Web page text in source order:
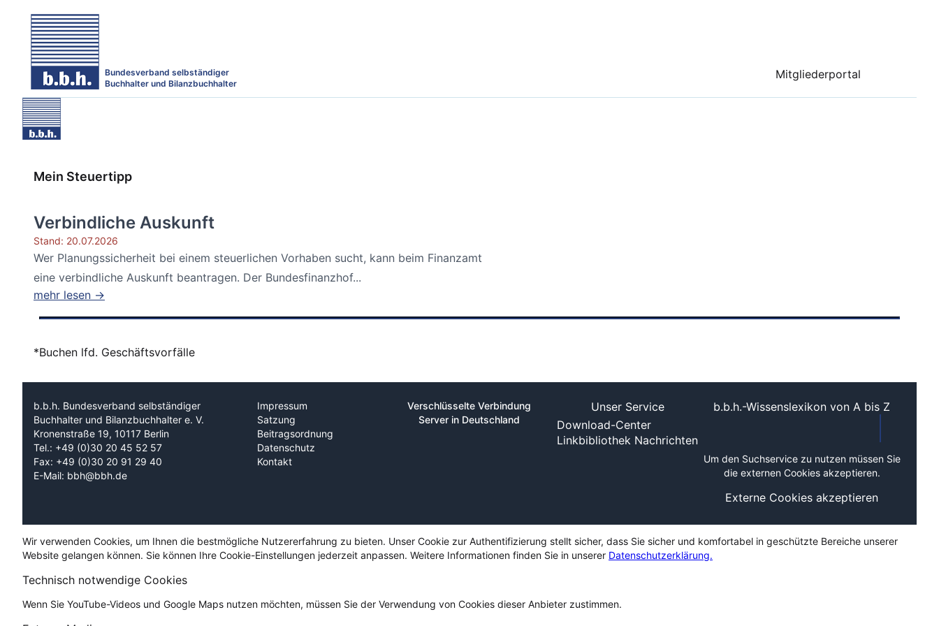
Bundesverband selbständiger
Buchhalter und Bilanzbuchhalter
Mitgliederportal
Mein Steuertipp
Verbindliche Auskunft
Stand: 20.07.2026
Wer Planungssicherheit bei einem steuerlichen Vorhaben sucht, kann beim Finanzamt
eine verbindliche Auskunft beantragen. Der Bundesfinanzhof...
mehr lesen →
*Buchen lfd. Geschäftsvorfälle
b.b.h. Bundesverband selbständiger
Buchhalter und Bilanzbuchhalter e. V.
Kronenstraße 19, 10117 Berlin
Tel.: +49 (0)30 20 45 52 57
Fax: +49 (0)30 20 91 29 40
E-Mail: bbh@bbh.de
Impressum
Satzung
Beitragsordnung
Datenschutz
Kontakt
Verschlüsselte Verbindung
Server in Deutschland
Unser Service
Download-Center
Linkbibliothek Nachrichten
b.b.h.-Wissenslexikon von A bis Z
Um den Suchservice zu nutzen müssen Sie
die externen Cookies akzeptieren.
Externe Cookies akzeptieren
Wir verwenden Cookies, um Ihnen die bestmögliche Nutzererfahrung zu bieten. Unser Cookie zur Authentifizierung stellt sicher, dass Sie sicher und komfortabel in geschützte Bereiche unserer
Website gelangen können. Sie können Ihre Cookie-Einstellungen jederzeit anpassen. Weitere Informationen finden Sie in unserer Datenschutzerklärung.
Technisch notwendige Cookies
Wenn Sie YouTube-Videos und Google Maps nutzen möchten, müssen Sie der Verwendung von Cookies dieser Anbieter zustimmen.